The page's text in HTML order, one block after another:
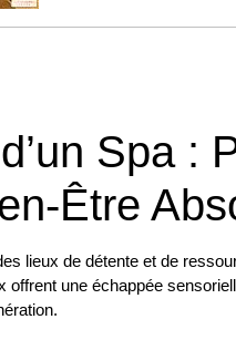
Spa :
Être
lieux de détente et de
une échappée